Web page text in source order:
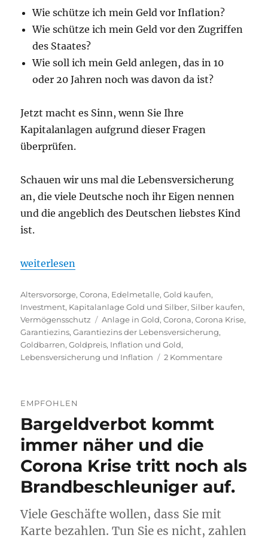
Wie schütze ich mein Geld vor Inflation?
Wie schütze ich mein Geld vor den Zugriffen
des Staates?
Wie soll ich mein Geld anlegen, das in 10
oder 20 Jahren noch was davon da ist?
Jetzt macht es Sinn, wenn Sie Ihre
Kapitalanlagen aufgrund dieser Fragen
überprüfen.
Schauen wir uns mal die Lebensversicherung
an, die viele Deutsche noch ihr Eigen nennen
und die angeblich des Deutschen liebstes Kind
ist.
„Original Kaufbeleg von 1967 beweist, mit Gold
weiterlesen
Kategorien
Altersvorsorge,Corona, Edelmetalle,Gold kaufen,
Investment, Kapitalanlage Gold und Silber,Silber kaufen,
Vermögensschutz
Schlagwörter
Anlage in Gold,Corona,Corona Krise,
Garantiezins,Garantiezins der Lebensversicherung,
Goldbarren,Goldpreis, Inflation und Gold,
Lebensversicherung und Inflation
2 Kommentarezu
Sie
Ihr
Vermögen
EMPFOHLEN
Bargeldverbot kommt
immer näher und die
Corona Krise tritt noch als
Brandbeschleuniger auf.
Viele Geschäfte wollen, dass Sie mit
Karte bezahlen. Tun Sie es nicht, zahlen